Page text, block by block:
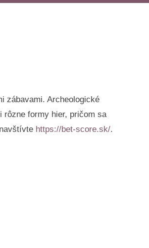
zábavami. Archeologické
rôzne formy hier, pričom sa
https://bet-score.sk/.